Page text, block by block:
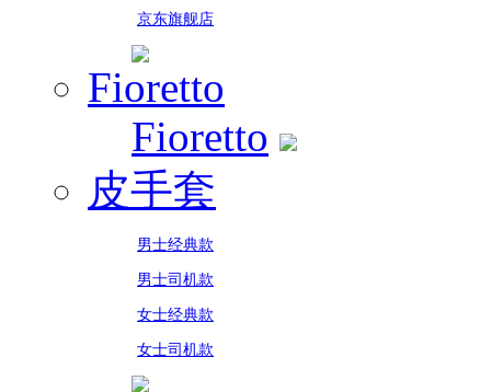
京东旗舰店
Fioretto
Fioretto
皮手套
男士经典款
男士司机款
女士经典款
女士司机款